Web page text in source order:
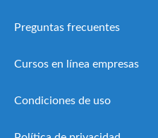
Preguntas frecuentes
Cursos en línea empresas
Condiciones de uso